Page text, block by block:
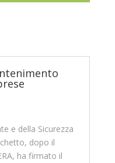
e della Sicurezza
dopo il
ha firmato il